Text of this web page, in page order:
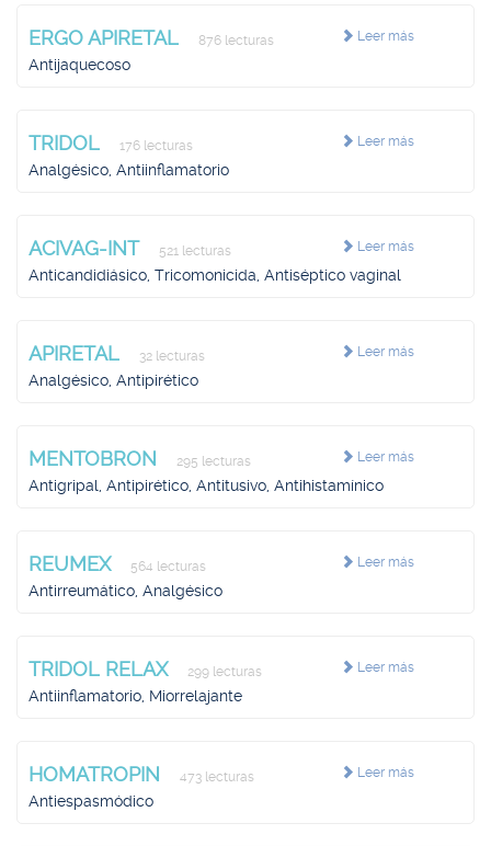
Leer más
ERGO APIRETAL 876 lecturas
Antijaquecoso
Leer más
TRIDOL 176 lecturas
Analgésico, Antiinflamatorio
Leer más
ACIVAG-INT 521 lecturas
Anticandidiásico, Tricomonicida, Antiséptico vaginal
Leer más
APIRETAL 32 lecturas
Analgésico, Antipirético
Leer más
MENTOBRON 295 lecturas
Antigripal, Antipirético, Antitusivo, Antihistamínico
Leer más
REUMEX 564 lecturas
Antirreumático, Analgésico
Leer más
TRIDOL RELAX 299 lecturas
Antiinflamatorio, Miorrelajante
Leer más
HOMATROPIN 473 lecturas
Antiespasmódico